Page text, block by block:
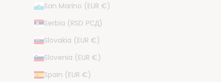
San Marino (EUR €)
Serbia (RSD РСД)
Slovakia (EUR €)
Slovenia (EUR €)
Spain (EUR €)